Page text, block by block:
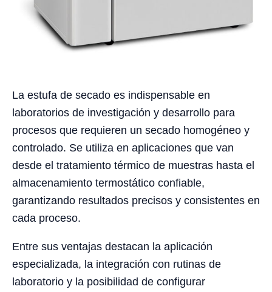
La estufa de secado es indispensable en
laboratorios de investigación y desarrollo para
procesos que requieren un secado homogéneo y
controlado. Se utiliza en aplicaciones que van
desde el tratamiento térmico de muestras hasta el
almacenamiento termostático confiable,
garantizando resultados precisos y consistentes en
cada proceso.
Entre sus ventajas destacan la aplicación
especializada, la integración con rutinas de
laboratorio y la posibilidad de configurar